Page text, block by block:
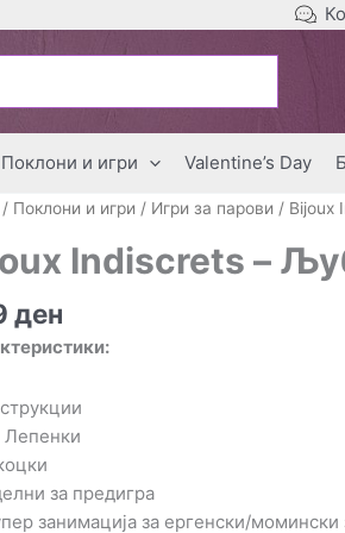
Поклони и игри Valentine’s Day
/ Поклони и игри / Игри за парови / Bijoux
Indiscrets –
ден
Лепенки
за предигра
занимација за ергенски/момински